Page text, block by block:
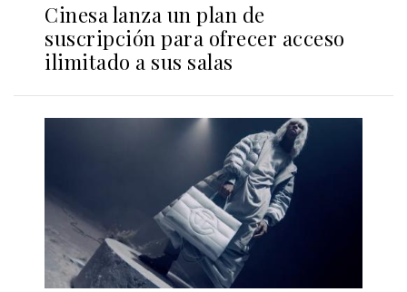
Cinesa lanza un plan de
suscripción para ofrecer acceso
ilimitado a sus salas